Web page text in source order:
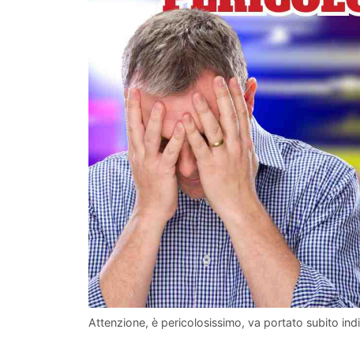
Attenzione, è pericolosissimo, va portato subito